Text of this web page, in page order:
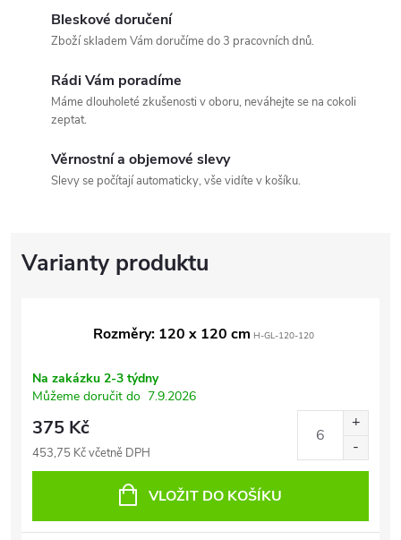
Bleskové doručení
Zboží skladem Vám doručíme do 3 pracovních dnů.
Rádi Vám poradíme
Máme dlouholeté zkušenosti v oboru, neváhejte se na cokoli
zeptat.
Věrnostní a objemové slevy
Slevy se počítají automaticky, vše vidíte v košíku.
Rozměry: 120 x 120 cm H-GL-120-120
Na zakázku 2-3 týdny
Můžeme doručit do 7.9.2026
375 Kč
453,75 Kč včetně DPH
VLOŽIT DO KOŠÍKU